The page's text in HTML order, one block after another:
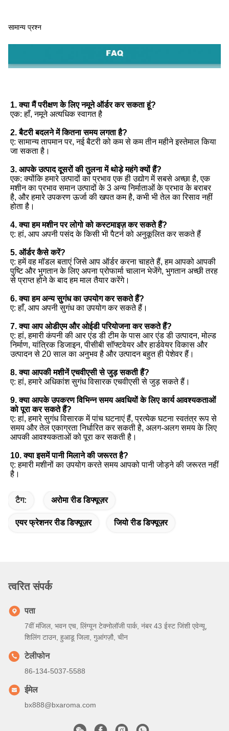
सामान्य प्रश्न
1. क्या मैं परीक्षण के लिए नमूने ऑर्डर कर सकता हूं?
एक: हाँ, नमूने अत्यधिक स्वागत है
2. बैटरी बदलने में कितना समय लगता है?
ए: सामान्य तापमान पर, नई बैटरी को कम से कम तीन महीने इस्तेमाल किया
जा सकता है।
3. आपके उत्पाद दूसरों की तुलना में थोड़े महंगे क्यों हैं?
एक: क्योंकि हमारे उत्पादों का प्रभाव एक ही उद्योग में सबसे अच्छा है, एक
मशीन का प्रभाव समान उत्पादों के 3 अन्य निर्माताओं के प्रभाव के बराबर
है, और हमारे उपकरण ऊर्जा की खपत कम है, कभी भी तेल का रिसाव नहीं
होता है।
4. क्या हम मशीन पर लोगो को कस्टमाइज़ कर सकते हैं?
ए: हां, आप अपनी पसंद के किसी भी पैटर्न को अनुकूलित कर सकते हैं
5. ऑर्डर कैसे करें?
ए: हमें वह मॉडल बताएं जिसे आप ऑर्डर करना चाहते हैं, हम आपको आपकी
पुष्टि और भुगतान के लिए अपना प्रोफार्मा चालान भेजेंगे, भुगतान अच्छी तरह
से प्राप्त होने के बाद हम माल तैयार करेंगे।
6. क्या हम अन्य सुगंध का उपयोग कर सकते हैं?
ए: हाँ, आप अपनी सुगंध का उपयोग कर सकते हैं।
7. क्या आप ओडीएम और ओईडी परियोजना कर सकते हैं?
ए: हां, हमारी कंपनी की आर एंड डी टीम के पास आर एंड डी उत्पादन, मोल्ड
निर्माण, यांत्रिक डिजाइन, पीसीबी सॉफ्टवेयर और हार्डवेयर विकास और
उत्पादन से 20 साल का अनुभव है और उत्पादन बहुत ही पेशेवर हैं।
8. क्या आपकी मशीनें एचवीएसी से जुड़ सकती हैं?
ए: हां, हमारे अधिकांश सुगंध विसारक एचवीएसी से जुड़ सकते हैं।
9. क्या आपके उपकरण विभिन्न समय अवधियों के लिए कार्य आवश्यकताओं
को पूरा कर सकते हैं?
ए: हां, हमारे सुगंध विसारक में पांच घटनाएं हैं, प्रत्येक घटना स्वतंत्र रूप से
समय और तेल एकाग्रता निर्धारित कर सकती है, अलग-अलग समय के लिए
आपकी आवश्यकताओं को पूरा कर सकती है।
10. क्या इसमें पानी मिलाने की जरूरत है?
ए: हमारी मशीनों का उपयोग करते समय आपको पानी जोड़ने की जरूरत नहीं
है।
टैग: अरोमा रीड डिफ्यूज़र
एयर फ्रेशनर रीड डिफ्यूज़र जियो रीड डिफ्यूज़र
त्वरित संपर्क
पता
7वीं मंजिल, भवन एच, लिंग्यून टेक्नोलॉजी पार्क, नंबर 43 ईस्ट जिंशी एवेन्यू,
शिलिंग टाउन, हुआडू जिला, गुआंगज़ौ, चीन
टेलीफोन
86-134-5037-5588
ईमेल
bx888@bxaroma.com